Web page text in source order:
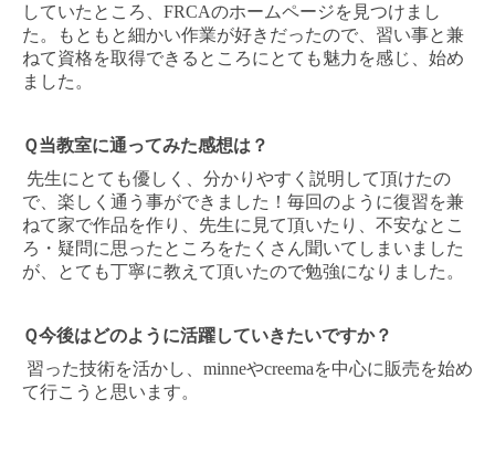
していたところ、 FRCAのホームページを見つけまし
た。もともと細かい作業が好きだったので、習い事と兼
ねて資格を取得できるところにとても魅力を感じ、始め
ました。
Ｑ当教室に通ってみた感想は？
先生にとても優しく、分かりやすく説明して頂けたの
で、楽しく通う事ができました！毎回のように復習を兼
ねて家で作品を作り、先生に見て頂いたり、不安なとこ
ろ・疑問に思ったところをたくさん聞いてしまいました
が、とても丁寧に教えて頂いたので勉強になりました。
Ｑ今後はどのように活躍していきたいですか？
習った技術を活かし、 minneやcreemaを中心に販売を始め
て行こうと思います。